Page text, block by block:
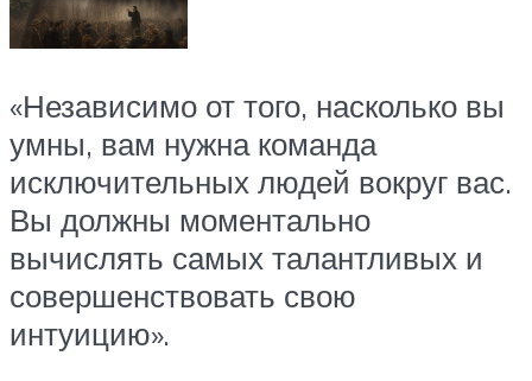
«Независимо от того, насколько вы
умны, вам нужна команда
исключительных людей вокруг вас.
Вы должны моментально
вычислять самых талантливых и
совершенствовать свою
интуицию».